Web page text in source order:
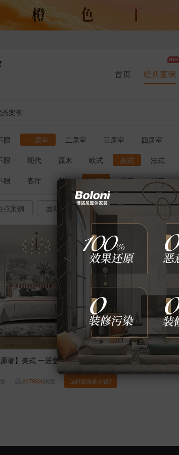
首页 经典案例
案例
限 一居室 二居室 三居室 四居室
限 现代 原木 欧式 美式 法式
限 客厅 餐厅 卧室 书房 厨房
点案例 面积排序
原著】美式 一居室 106㎡
张 2479626浏览 这样装修多少钱?